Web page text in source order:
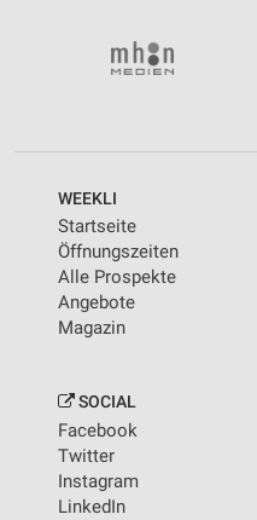
WEEKLI
Startseite
Öffnungszeiten
Alle Prospekte
Angebote
Magazin
SOCIAL
Facebook
Twitter
Instagram
LinkedIn